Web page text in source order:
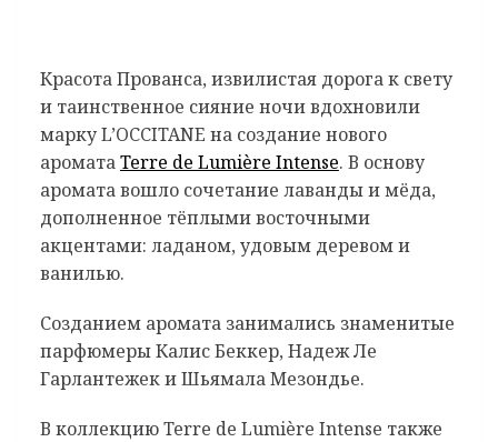
Красота Прованса, извилистая дорога к свету
и таинственное сияние ночи вдохновили
марку L’OCCITANE на создание нового
ароматаTerre de Lumière Intense. В основу
аромата вошло сочетание лаванды и мёда,
дополненное тёплыми восточными
акцентами: ладаном, удовым деревом и
ванилью.
Созданием аромата занимались знаменитые
парфюмеры Калис Беккер, Надеж Ле
Гарлантежек и Шьямала Мезондье.
В коллекцию Terre de Lumière Intense также